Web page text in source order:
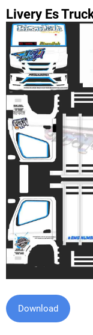
Livery Es
Download